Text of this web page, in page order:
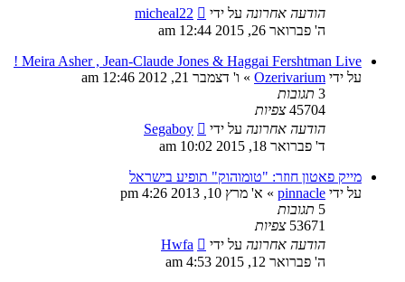
הודעה אחרונה על ידי
micheal22
ה' פברואר 26, 2015 12:44 am
Meira Asher , Jean-Claude Jones & Haggai Fershtman Live !
על ידי Ozerivarium
» ו' דצמבר 21, 2012 12:46 am
3 תגובות
45704 צפיות
הודעה אחרונה על ידי
Segaboy
ד' פברואר 18, 2015 10:02 am
מייק פאטון חוזר: "טומוהוק" תופיע בישראל
על ידי pinnacle
» א' מרץ 10, 2013 4:26 pm
5 תגובות
53671 צפיות
הודעה אחרונה על ידי
Hwfa
ה' פברואר 12, 2015 4:53 am